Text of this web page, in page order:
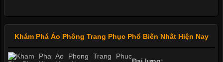
Khám Phá Áo Phông Trang Phục Phổ Biến Nhất Hiện Nay